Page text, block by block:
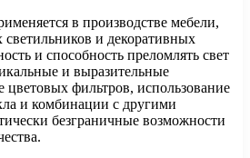
в производстве мебели,
и декоративных
и способность преломлять свет
и выразительные
фильтров, использование
и комбинации с другими
безграничные возможности